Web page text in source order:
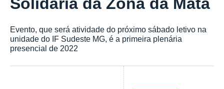
Solidária da Zona da Mata
Evento, que será atividade do próximo sábado letivo na
unidade do IF Sudeste MG, é a primeira plenária
presencial de 2022